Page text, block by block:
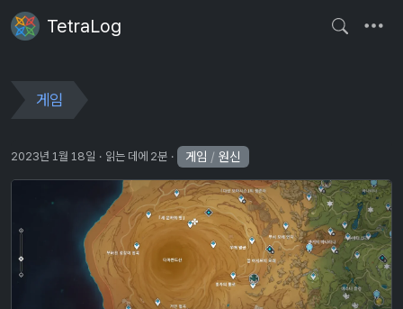
TetraLog
게임
2023년 1월 18일 읽는 데에 2분 게임 /원신